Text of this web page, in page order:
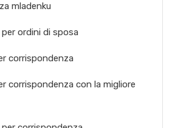
mladenku
ordini di sposa
corrispondenza
corrispondenza con la migliore